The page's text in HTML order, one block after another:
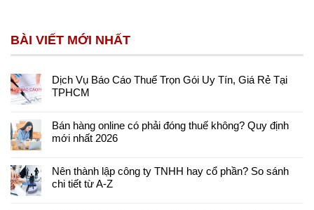
BÀI VIẾT MỚI NHẤT
Dịch Vụ Báo Cáo Thuế Trọn Gói Uy Tín, Giá Rẻ Tại
TPHCM
Bán hàng online có phải đóng thuế không? Quy định
mới nhất 2026
Nên thành lập công ty TNHH hay cổ phần? So sánh
chi tiết từ A-Z